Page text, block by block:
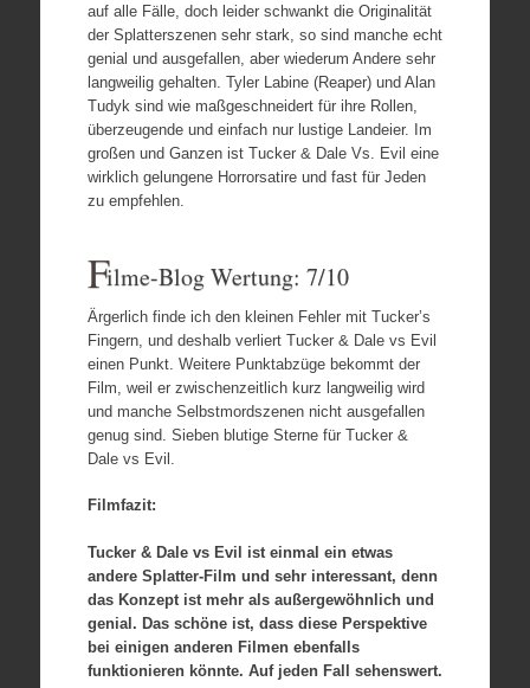
auf alle Fälle, doch leider schwankt die Originalität
der Splatterszenen sehr stark, so sind manche echt
genial und ausgefallen, aber wiederum Andere sehr
langweilig gehalten. Tyler Labine (Reaper) und Alan
Tudyk sind wie maßgeschneidert für ihre Rollen,
überzeugende und einfach nur lustige Landeier. Im
großen und Ganzen ist Tucker & Dale Vs. Evil eine
wirklich gelungene Horrorsatire und fast für Jeden
zu empfehlen.
Filme-Blog Wertung: 7/10
Ärgerlich finde ich den kleinen Fehler mit Tucker’s
Fingern, und deshalb verliert Tucker & Dale vs Evil
einen Punkt. Weitere Punktabzüge bekommt der
Film, weil er zwischenzeitlich kurz langweilig wird
und manche Selbstmordszenen nicht ausgefallen
genug sind. Sieben blutige Sterne für Tucker &
Dale vs Evil.
Filmfazit:
Tucker & Dale vs Evil ist einmal ein etwas
andere Splatter-Film und sehr interessant, denn
das Konzept ist mehr als außergewöhnlich und
genial. Das schöne ist, dass diese Perspektive
bei einigen anderen Filmen ebenfalls
funktionieren könnte. Auf jeden Fall sehenswert.